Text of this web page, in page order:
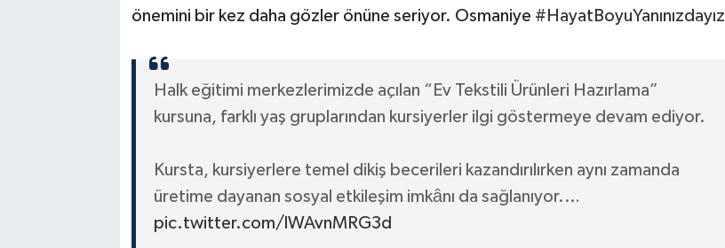
önemini bir kez daha gözler önüne seriyor. Osmaniye #HayatBoyuYanınızdayız
Halk eğitimi merkezlerimizde açılan “Ev Tekstili Ürünleri Hazırlama”
kursuna, farklı yaş gruplarından kursiyerler ilgi göstermeye devam ediyor.
Kursta, kursiyerlere temel dikiş becerileri kazandırılırken aynı zamanda
üretime dayanan sosyal etkileşim imkȃnı da sağlanıyor.…
pic.twitter.com/lWAvnMRG3d